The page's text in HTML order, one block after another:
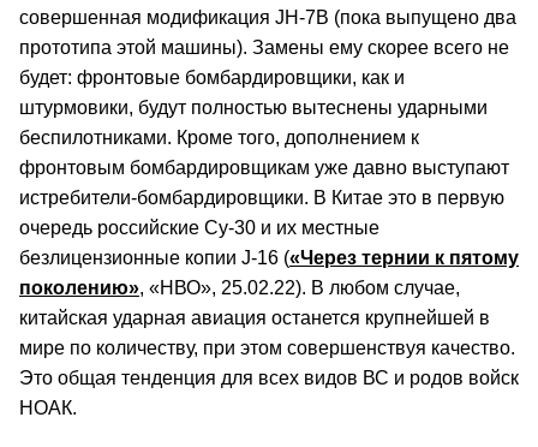
совершенная модификация JH-7В (пока выпущено два
прототипа этой машины). Замены ему скорее всего не
будет: фронтовые бомбардировщики, как и
штурмовики, будут полностью вытеснены ударными
беспилотниками. Кроме того, дополнением к
фронтовым бомбардировщикам уже давно выступают
истребители-бомбардировщики. В Китае это в первую
очередь российские Су-30 и их местные
безлицензионные копии J-16 («Через тернии к пятому
поколению», «НВО», 25.02.22). В любом случае,
китайская ударная авиация останется крупнейшей в
мире по количеству, при этом совершенствуя качество.
Это общая тенденция для всех видов ВС и родов войск
НОАК.